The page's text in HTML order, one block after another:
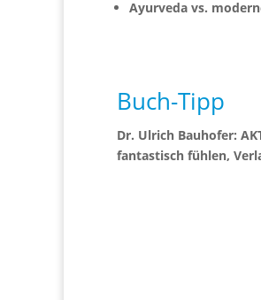
Ayurveda vs.
Buch-Tipp
Dr. Ulrich Bauhofer:
fantastisch fühlen,